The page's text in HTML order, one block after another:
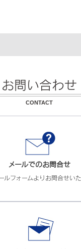
お問い合わせ
CONTACT
メールでのお問合せ
ルフォームよりお問合せいた